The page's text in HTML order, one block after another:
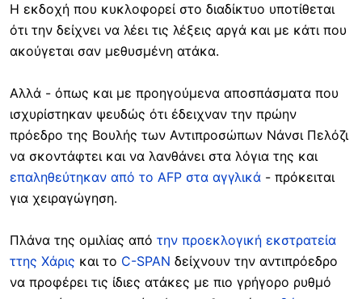
Η εκδοχή που κυκλοφορεί στο διαδίκτυο υποτίθεται
ότι την δείχνει να λέει τις λέξεις αργά και με κάτι που
ακούγεται σαν μεθυσμένη ατάκα.
Αλλά - όπως και με προηγούμενα αποσπάσματα που
ισχυρίστηκαν ψευδώς ότι έδειχναν την πρώην
πρόεδρο της Βουλής των Αντιπροσώπων Νάνσι Πελόζι
να σκοντάφτει και να λανθάνει στα λόγια της και
επαληθεύτηκαν από το AFP στα αγγλικά - πρόκειται
για χειραγώγηση.
Πλάνα της ομιλίας από την προεκλογική εκστρατεία
ττης Χάρις και το C-SPAN δείχνουν την αντιπρόεδρο
να προφέρει τις ίδιες ατάκες με πιο γρήγορο ρυθμό